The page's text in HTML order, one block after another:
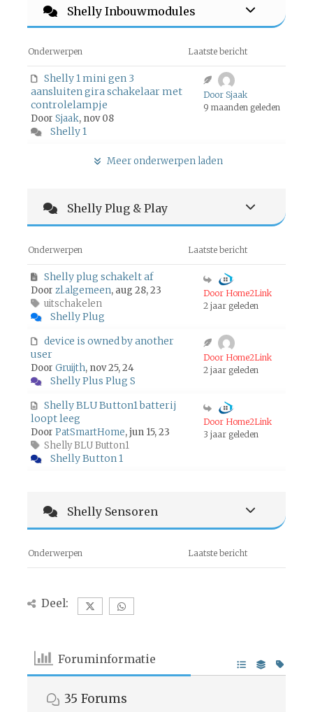
Shelly Inbouwmodules
Onderwerpen Laatste bericht
Shelly 1 mini gen 3
aansluiten gira schakelaar met
controlelampje
Door Sjaak, nov 08
Shelly 1
Door Sjaak
9 maanden geleden
Meer onderwerpen laden
Shelly Plug & Play
Onderwerpen Laatste bericht
Shelly plug schakelt af
Door zl.algemeen, aug 28, 23
uitschakelen
Shelly Plug
Door Home2Link
2 jaar geleden
device is owned by another
user
Door Gruijth, nov 25, 24
Shelly Plus Plug S
Door Home2Link
2 jaar geleden
Shelly BLU Button1 batterij
loopt leeg
Door PatSmartHome, jun 15, 23
Shelly BLU Button1
Shelly Button 1
Door Home2Link
3 jaar geleden
Shelly Sensoren
Onderwerpen Laatste bericht
Deel:
Foruminformatie
35 Forums